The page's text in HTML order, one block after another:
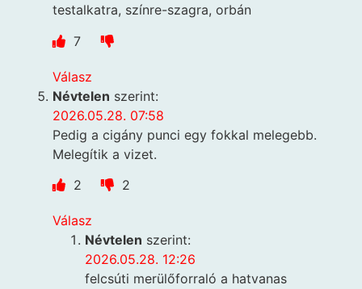
testalkatra, színre-szagra, orbán
7
Válasz
Névtelen szerint:
2026.05.28. 07:58
Pedig a cigány punci egy fokkal melegebb.
Melegítik a vizet.
2
2
Válasz
Névtelen szerint:
2026.05.28. 12:26
felcsúti merülőforraló a hatvanas